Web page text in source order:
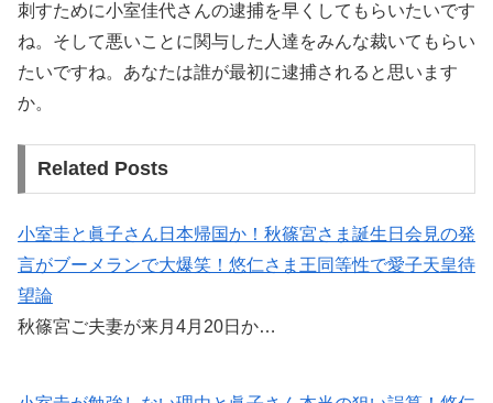
刺すために小室佳代さんの逮捕を早くしてもらいたいです
ね。そして悪いことに関与した人達をみんな裁いてもらい
たいですね。あなたは誰が最初に逮捕されると思います
か。
Related Posts
小室圭と眞子さん日本帰国か！秋篠宮さま誕生日会見の発
言がブーメランで大爆笑！悠仁さま王同等性で愛子天皇待
望論
秋篠宮ご夫妻が来月4月20日か…